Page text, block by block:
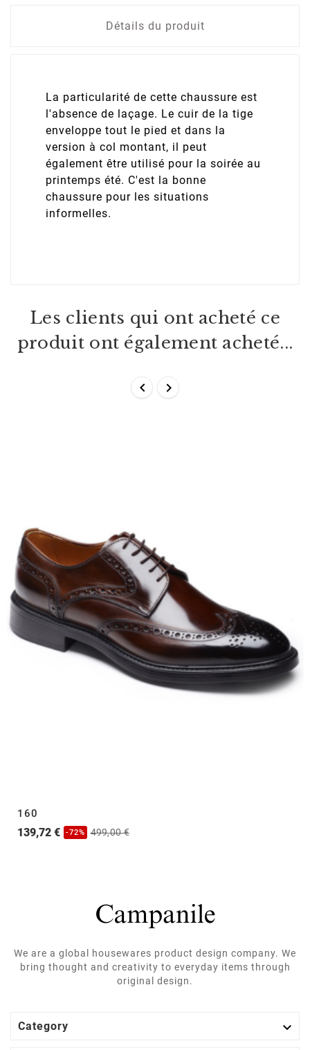
Détails du produit
La particularité de cette chaussure est
l'absence de laçage. Le cuir de la tige
enveloppe tout le pied et dans la
version à col montant, il peut
également être utilisé pour la soirée au
printemps été. C'est la bonne
chaussure pour les situations
informelles.
Les clients qui ont acheté ce
produit ont également acheté...
 
160
139,72 € -72% 499,00 €
We are a global housewares product design company. We
bring thought and creativity to everyday items through
original design.
Category 